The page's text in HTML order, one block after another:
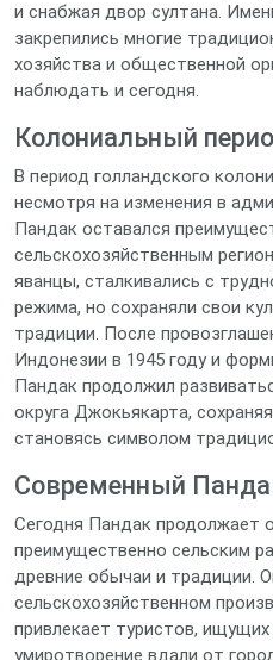
и снабжая двор султана.
закрепились многие
хозяйства и общественной
наблюдать и сегодня.
Колониальный
В период голландского
несмотря на изменения в
Пандак оставался
сельскохозяйственным
яванцы, сталкивались с
режима, но сохраняли свои
традиции. После
Индонезии в 1945 году и
Пандак продолжил
округа Джокьякарта,
становясь символом
Современный
Сегодня Пандак продолжает
преимущественно сельским
древние обычаи и традиции.
сельскохозяйственном
привлекает туристов,
умиротворение вдали от